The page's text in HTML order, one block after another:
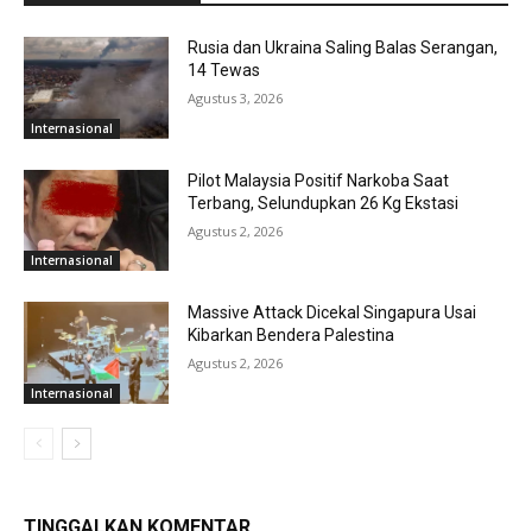
Internasional
Rusia dan Ukraina Saling Balas Serangan,
14 Tewas
Agustus 3, 2026
Internasional
Pilot Malaysia Positif Narkoba Saat
Terbang, Selundupkan 26 Kg Ekstasi
Agustus 2, 2026
Internasional
Massive Attack Dicekal Singapura Usai
Kibarkan Bendera Palestina
Agustus 2, 2026